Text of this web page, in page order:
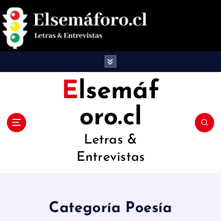
a
Elsemáf
oro.cl
Letras &
Entrevistas
Categoría Poesía